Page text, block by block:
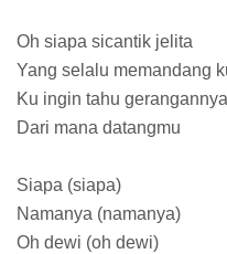
Oh siapa sicantik jelita
Yang selalu memandang
Ku ingin tahu gerangannya
Dari mana datangmu
Siapa (siapa)
Namanya (namanya)
Oh dewi (oh dewi)